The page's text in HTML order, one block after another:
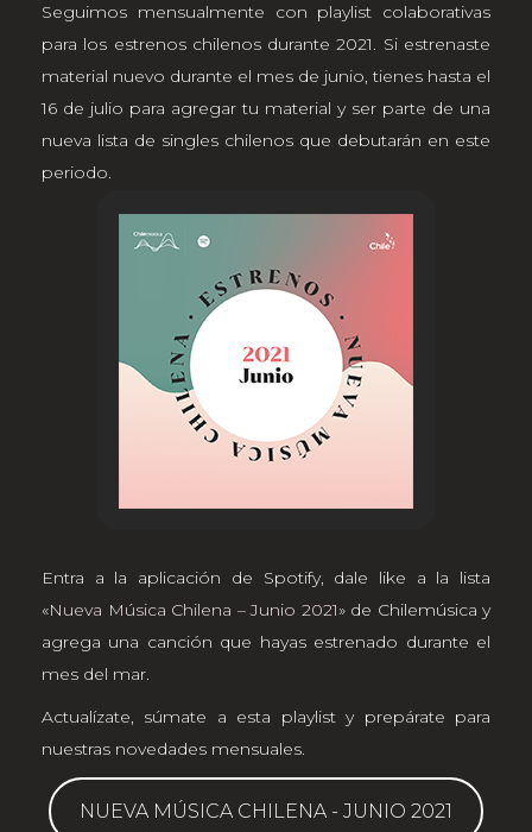
Seguimos mensualmente con playlist colaborativas
para los estrenos chilenos durante 2021. Si estrenaste
material nuevo durante el mes de junio, tienes hasta el
16 de julio para agregar tu material y ser parte de una
nueva lista de singles chilenos que debutarán en este
periodo.
Entra a la aplicación de Spotify, dale like a la lista
«Nueva Música Chilena – Junio 2021» de Chilemúsica y
agrega una canción que hayas estrenado durante el
mes del mar.
Actualízate, súmate a esta playlist y prepárate para
nuestras novedades mensuales.
NUEVA MÚSICA CHILENA - JUNIO 2021